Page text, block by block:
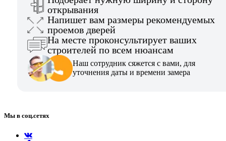
открывания
Напишет вам размеры рекомендуемых
проемов дверей
На месте проконсультирует ваших
строителей по всем нюансам
Наш сотрудник сяжется с вами, для
уточнения даты и времени замера
Мы в соц.сетях